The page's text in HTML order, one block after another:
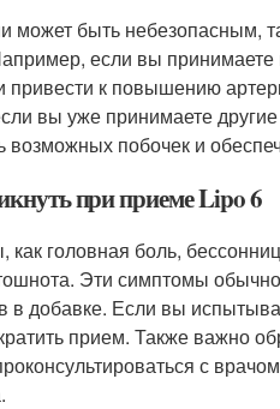
может быть небезопасным,
если вы
к повышению
вы уже принимаете
побочек и
при приеме Lipo 6
головная боль,
Эти симптомы
добавке. Если вы
прием. Также важно
с